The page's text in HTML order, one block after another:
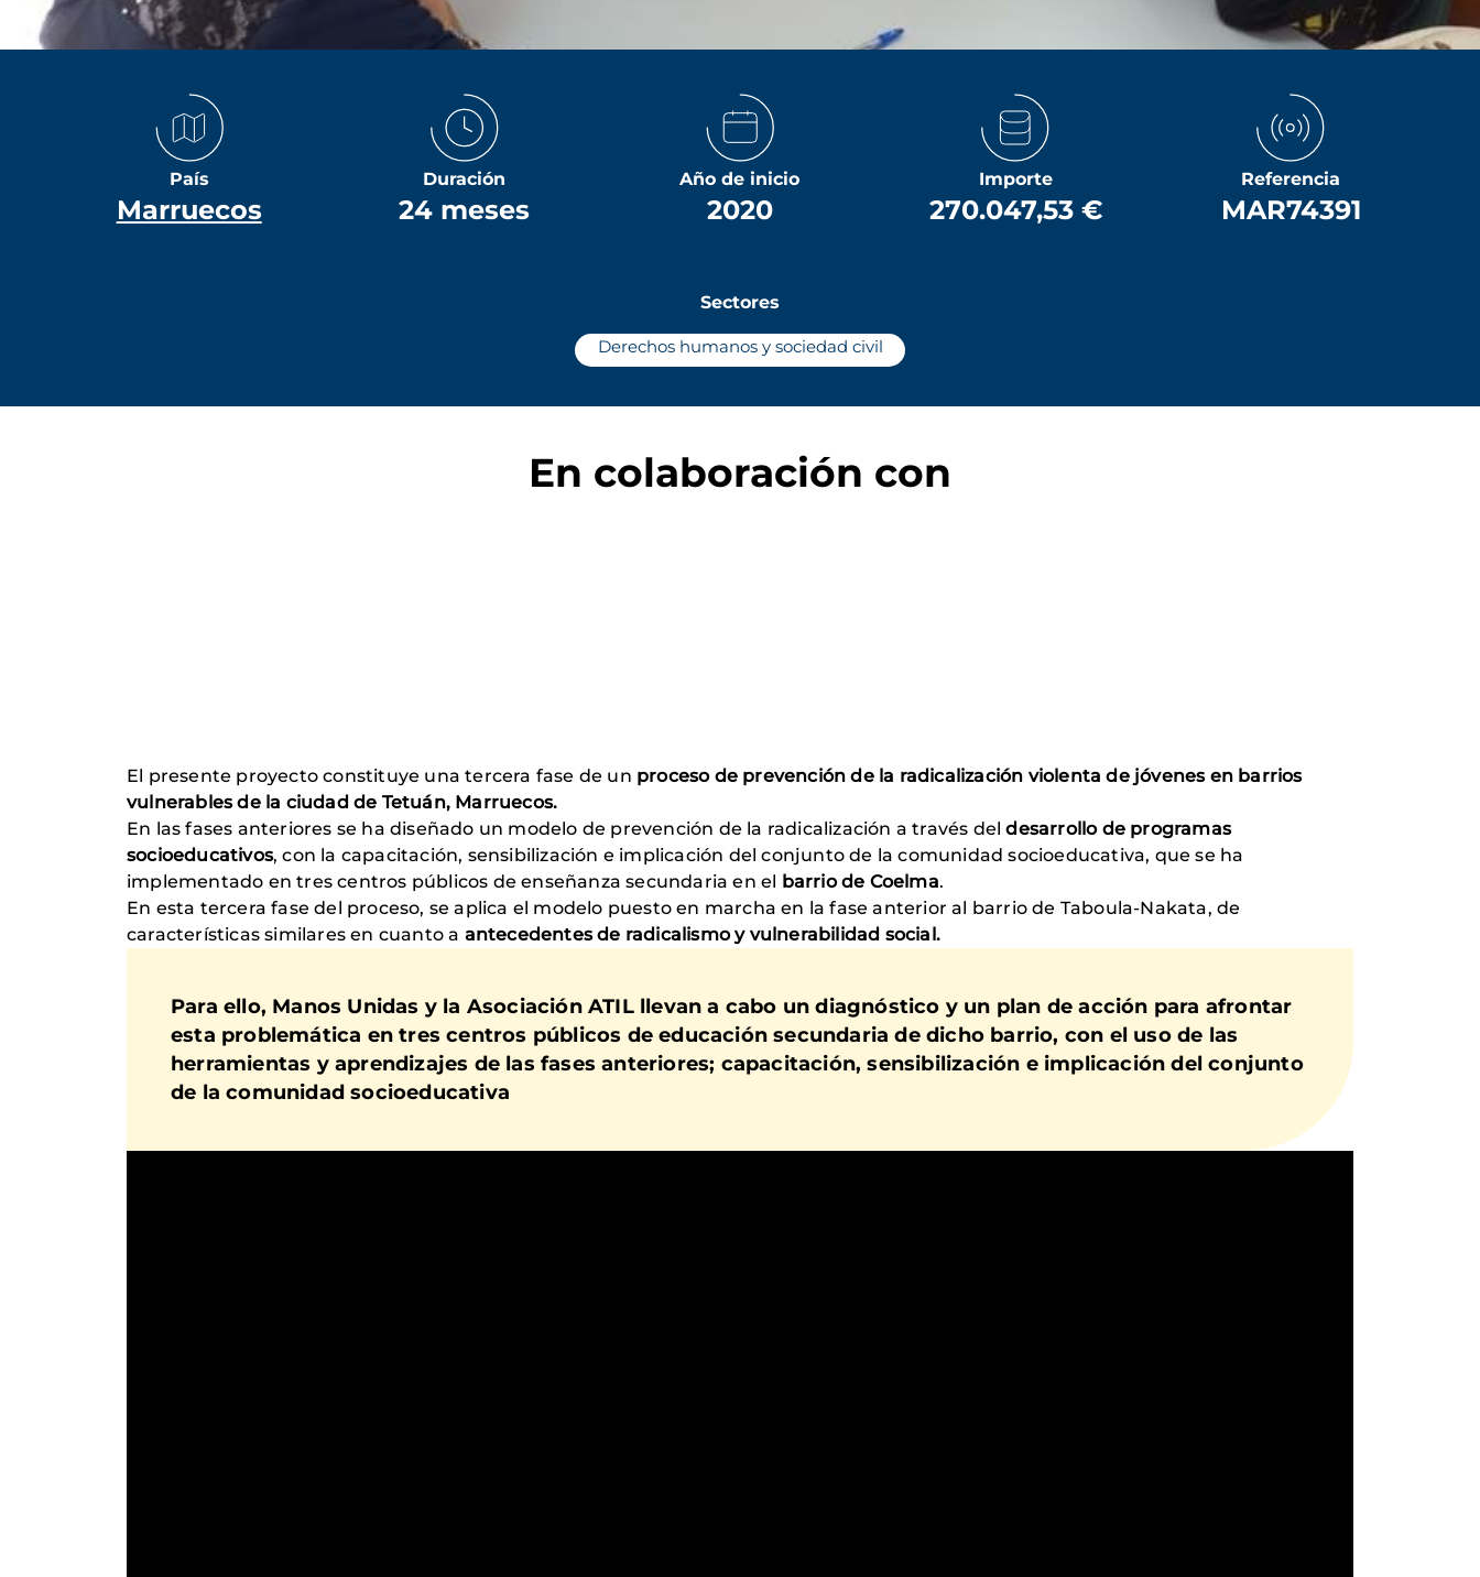
País
Marruecos
Duración
24 meses
Año de inicio
2020
Importe
270.047,53 €
Referencia
MAR74391
Sectores
Derechos humanos y sociedad civil
En colaboración con
El presente proyecto constituye una tercera fase de un proceso de prevención de la radicalización violenta de jóvenes en barrios
vulnerables de la ciudad de Tetuán, Marruecos.
En las fases anteriores se ha diseñado un modelo de prevención de la radicalización a través deldesarrollo de programas
socioeducativos, con la capacitación, sensibilización e implicación del conjunto de la comunidad socioeducativa, que se ha
implementado en tres centros públicos de enseñanza secundaria en el barrio de Coelma.
En esta tercera fase del proceso, se aplica el modelo puesto en marcha en la fase anterior al barrio de Taboula-Nakata, de
características similares en cuanto a antecedentes de radicalismo y vulnerabilidad social.
Para ello, Manos Unidas y la Asociación ATIL llevan a cabo un diagnóstico y un plan de acción para afrontar
esta problemática en tres centros públicos de educación secundaria de dicho barrio, con el uso de las
herramientas y aprendizajes de las fases anteriores; capacitación, sensibilización e implicación del conjunto
de la comunidad socioeducativa